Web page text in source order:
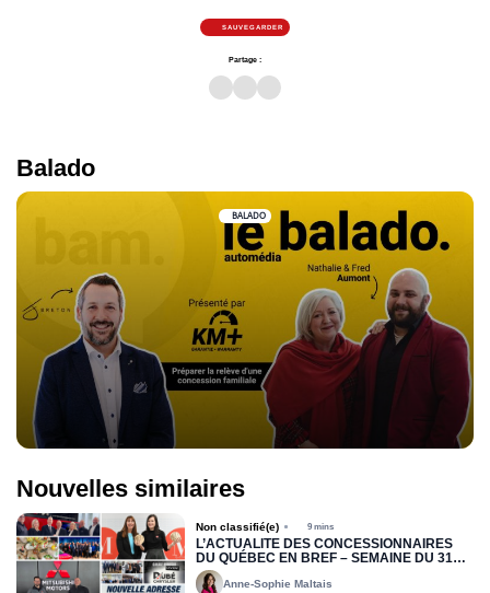
SAUVEGARDER
Partage :
Balado
BALADO
Nouvelles similaires
Non classifié(e) 9 mins
L’ACTUALITÉ DES CONCESSIONNAIRES
DU QUÉBEC EN BREF – SEMAINE DU 31
MARS 2025
Anne-Sophie Maltais